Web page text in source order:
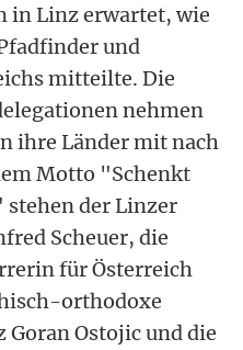
in Linz erwartet, wie
und
mitteilte. Die
nehmen
ihre Länder mit nach
Motto "Schenkt
stehen der Linzer
Scheuer, die
für Österreich
orthodoxe
Ostojic und die